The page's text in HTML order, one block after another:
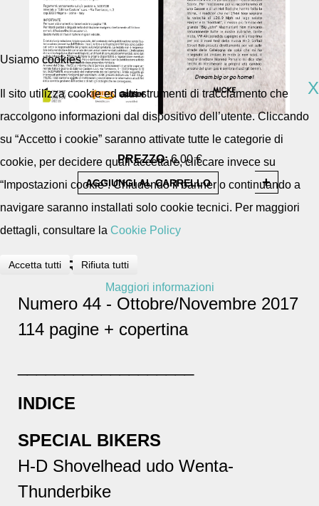
PREZZO:6,00 €
DESCRIZIONE
Numero 44 - Ottobre/Novembre 2017
114 pagine + copertina
INDICE
SPECIAL BIKERS
H-D Shovelhead udo Wenta-
Thunderbike
Usiamo cookies
X
Il sito utilizza cookie ed altri strumenti di tracciamento che
raccolgono informazioni dal dispositivo dell’utente. Cliccando
su “Accetto i cookie” saranno attivate tutte le categorie di
cookie, per decidere quali accettare, cliccare invece su
“Impostazioni cookie”. Chiudendo il banner o continuando a
navigare saranno installati solo cookie tecnici. Per maggiori
dettagli, consultare la Cookie Policy
Accetta tutti Rifiuta tutti
Maggiori informazioni